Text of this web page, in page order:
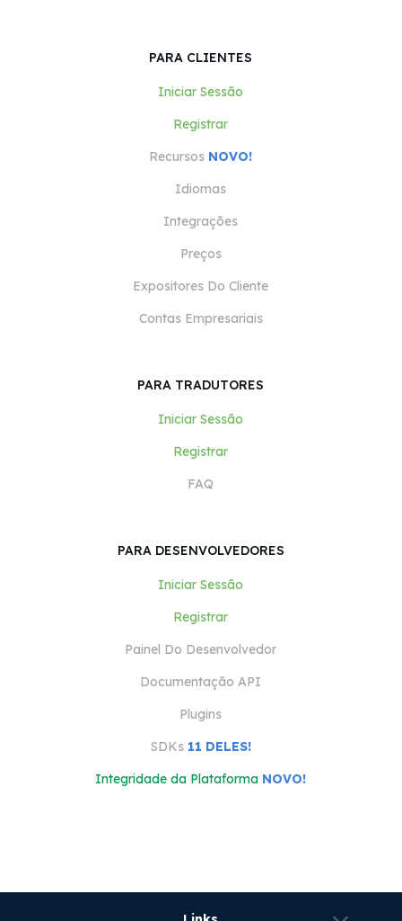
PARA CLIENTES
Iniciar Sessão
Registrar
Recursos NOVO!
Idiomas
Integrações
Preços
Expositores Do Cliente
Contas Empresariais
PARA TRADUTORES
Iniciar Sessão
Registrar
FAQ
PARA DESENVOLVEDORES
Iniciar Sessão
Registrar
Painel Do Desenvolvedor
Documentação API
Plugins
SDKs 11 DELES!
Integridade da Plataforma NOVO!